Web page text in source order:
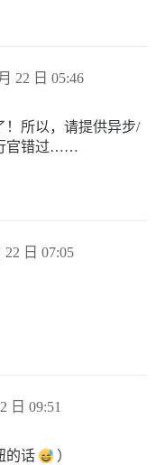
22 日 05:46
！所以，请提供异步/
官错过……
22 日 07:05
日 09:51
的话 ）